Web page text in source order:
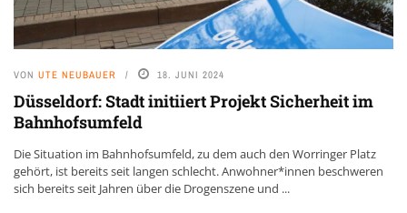
VON UTE NEUBAUER 18. JUNI 2024
Düsseldorf: Stadt initiiert Projekt Sicherheit im
Bahnhofsumfeld
Die Situation im Bahnhofsumfeld, zu dem auch den Worringer Platz
gehört, ist bereits seit langen schlecht. Anwohner*innen beschweren
sich bereits seit Jahren über die Drogenszene und ...